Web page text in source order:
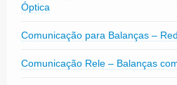
Óptica
Comunicação para Balanças –
Comunicação Rele – Balanças